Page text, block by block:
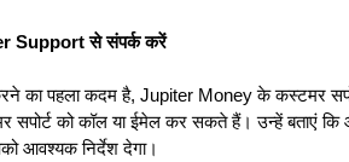
Supportसे संपर्क करें
का पहला कदम है, Jupiter Money के कस्टमर
सपोर्ट को कॉल या ईमेल कर सकते हैं। उन्हें बताएं
आवश्यक निर्देश देगा।